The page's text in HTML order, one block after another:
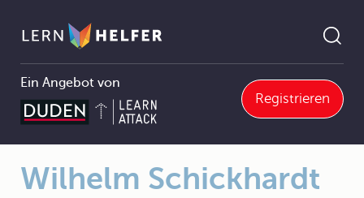
Ein Angebot von
Registrieren
Pfadnavigation
10 Rechenhilfsmittel 10.1 Geschichtlicher Abriss Wilhelm Schickhardt
Wilhelm Schickhardt